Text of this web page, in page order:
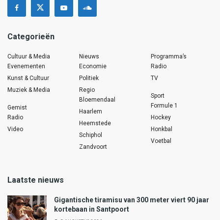
Categorieën
Cultuur & Media
Evenementen
Kunst & Cultuur
Muziek & Media
Gemist
Radio
Video
Nieuws
Economie
Politiek
Regio
Bloemendaal
Haarlem
Heemstede
Schiphol
Zandvoort
Programma’s
Radio
TV
Sport
Formule 1
Hockey
Honkbal
Voetbal
Laatste nieuws
Gigantische tiramisu van 300 meter viert 90 jaar
kortebaan in Santpoort